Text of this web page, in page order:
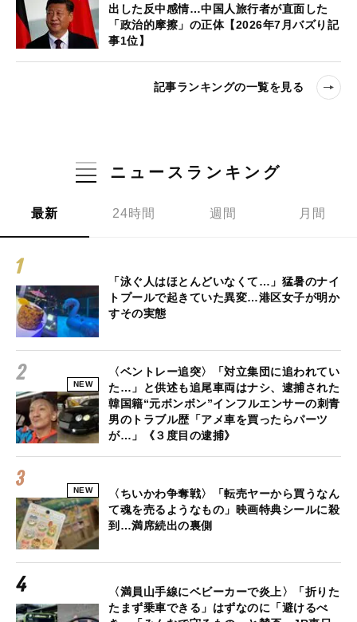
出した反中感情…中国人旅行者が直面した
「政治的摩擦」の正体【2026年7月バズり記
事1位】
記事ランキングの一覧を見る
ニュースランキング
最新 24時間 週間 月間
「泳ぐ人はほとんどいなくて…」猛暑のナイ
トプールで起きていた異変…港区女子が明か
すその実態
NEW
〈ベントレー追突〉「対立集団に追われてい
た…」と供述も追尾車両はナシ、逮捕された
韓国籍“元ボンボン”インフルエンサーの刺青
男のトラブル歴「アメ車を買ったらパーツ
が…」《３度目の逮捕》
NEW
〈ちいかわ争奪戦〉「転売ヤーから買うなん
て魂を売るようなもの」映画特典シールに殺
到…満席続出の裏側
〈満員山手線にベビーカーで炎上〉「折りた
たまず乗車できる」はずなのに「避けるべ